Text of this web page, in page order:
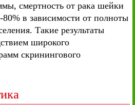
смертность от рака шейки
80% в зависимости от полноты
Такие результаты
широкого
скринингового